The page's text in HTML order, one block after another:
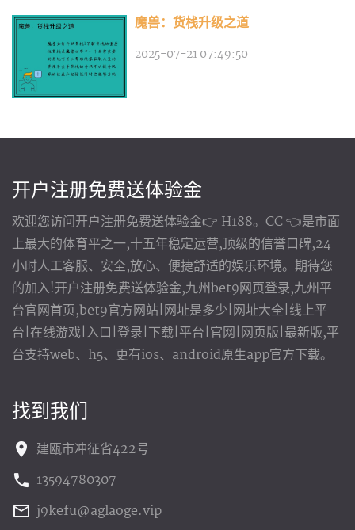
魔兽：货栈升级之道
2025-07-21 07:49:50
开户注册免费送体验金
欢迎您访问开户注册免费送体验金👉 H188。CC 👈是市面
上最大的体育平之一,十五年稳定运营,顶级的信誉口碑,24
小时人工客服、安全,放心、便捷舒适的娱乐环境。期待您
的加入!开户注册免费送体验金,九州bet9网页登录,九州平
台官网首页,bet9官方网站|网址是多少|网址大全|线上平
台|在线游戏|入口|登录|下载|平台|官网|网页版|最新版,平
台支持web、h5、更有ios、android原生app官方下载。
找到我们
建瓯市冲征省422号
13594780307
j9kefu@aglaoge.vip